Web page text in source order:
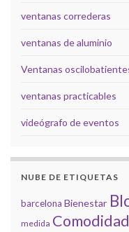
ventanas correderas
ventanas de aluminio
Ventanas
ventanas practicables
videógrafo de eventos
NUBE DE ETIQUETAS
barcelona Bienestar
medida Comodidad